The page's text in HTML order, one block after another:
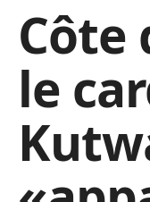
Côte
le